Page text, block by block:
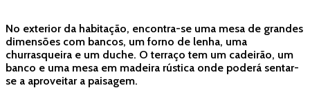
No exterior da habitação, encontra-se uma mesa de grandes
dimensões com bancos, um forno de lenha, uma
churrasqueira e um duche. O terraço tem um cadeirão, um
banco e uma mesa em madeira rústica onde poderá sentar-
se a aproveitar a paisagem.